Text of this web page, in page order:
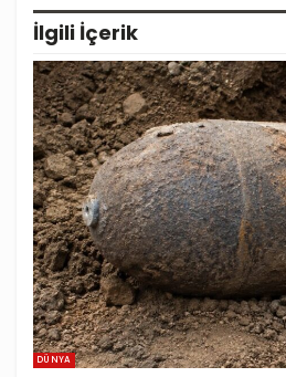
İlgili İçerik
DÜNYA